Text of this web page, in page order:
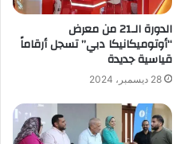
الدورة الـ21 من معرض
“أوتوميكانيكا دبي” تسجل أرقاماً
قياسية جديدة
28 ديسمبر، 2024